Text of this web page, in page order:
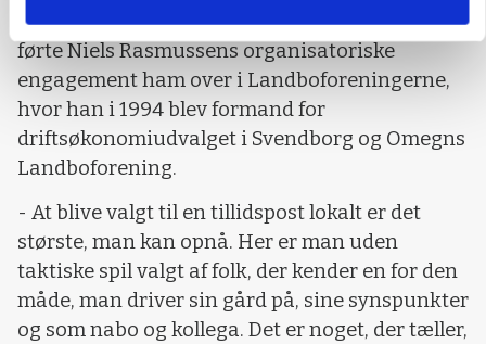
Danske Gymnastik og Ungdomsforeninger),
førte Niels Rasmussens organisatoriske
engagement ham over i Landboforeningerne,
hvor han i 1994 blev formand for
driftsøkonomiudvalget i Svendborg og Omegns
Landboforening.
- At blive valgt til en tillidspost lokalt er det
største, man kan opnå. Her er man uden
taktiske spil valgt af folk, der kender en for den
måde, man driver sin gård på, sine synspunkter
og som nabo og kollega. Det er noget, der tæller,